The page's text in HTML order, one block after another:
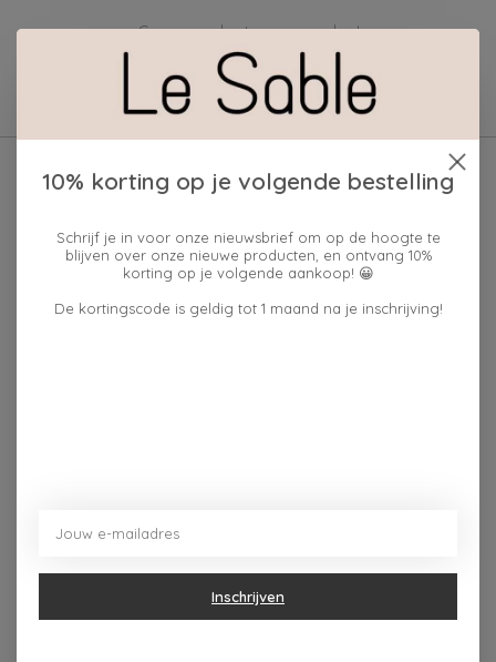
Geen producten gevonden!
10% korting op je volgende bestelling
Schrijf je in voor onze nieuwsbrief om op de hoogte te
blijven over onze nieuwe producten, en ontvang 10%
korting op je volgende aankoop! 😀
De kortingscode is geldig tot 1 maand na je inschrijving!
Inschrijven